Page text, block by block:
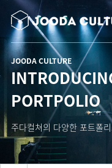
JOODA CULTURE
PORTPOLIO
주다컬쳐의 다양한 포트폴